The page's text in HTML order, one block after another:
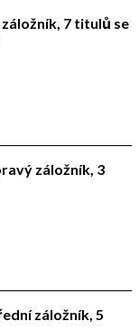
7 titulů se
záložník, 3
záložník, 5